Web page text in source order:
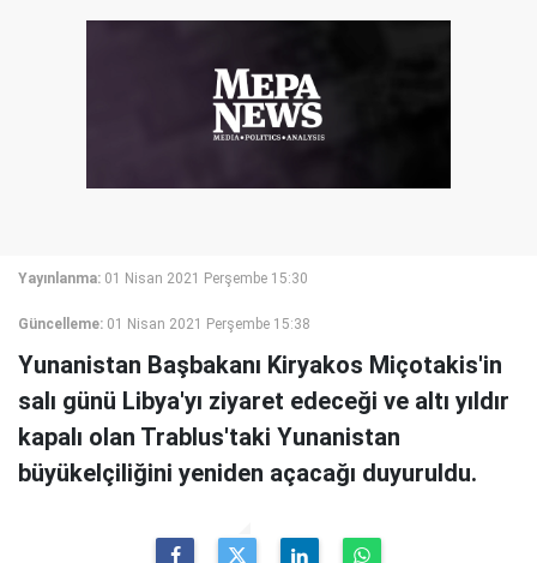
Yayınlanma: 01 Nisan 2021 Perşembe 15:30
Güncelleme: 01 Nisan 2021 Perşembe 15:38
Yunanistan Başbakanı Kiryakos Miçotakis'in
salı günü Libya'yı ziyaret edeceği ve altı yıldır
kapalı olan Trablus'taki Yunanistan
büyükelçiliğini yeniden açacağı duyuruldu.